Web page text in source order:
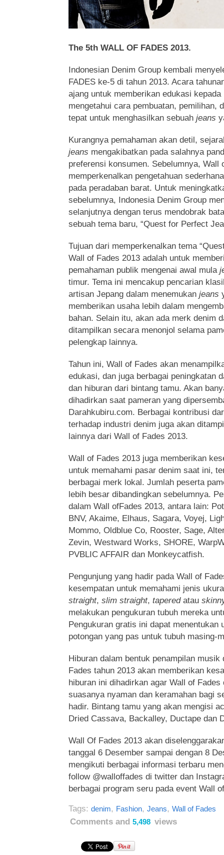
The 5th WALL OF FADES 2013.
Indonesian Denim Group kembali
FADES ke-5 di tahun 2013. Acara
ajang untuk memberikan edukasi
mengetahui cara pembuatan, pemilihan,
tepat untuk menghasilkan sebuah jeans
Kurangnya pemahaman akan detil,
jeans mengakibatkan pada salahnya
preferensi konsumen. Sebelumnya, Wall
memperkenalkan pengetahuan
pada peradaban barat. Untuk
sebelumnya, Indonesia Denim Group
selanjutnya dengan terus mendobrak
sebuah tema baru, “Quest for Perfect
Tujuan dari memperkenalkan tema
Wall of Fades 2013 adalah untuk
pemahaman publik mengenai awal mula
timur. Tema ini mencakup pencarian
artisan Jepang dalam menemukan jeans
memberikan usaha lebih dalam
bahan. Selain itu, akan ada merk denim
ditampilkan secara menonjol selama
pelengkap lainnya.
Tahun ini, Wall of Fades akan
edukasi, dan juga berbagai peningkatan
dan hiburan dari bintang tamu. Akan
dihadirkan saat pameran yang
Darahkubiru.com. Berbagai kontribusi
terhadap industri denim juga akan
lainnya dari Wall of Fades 2013.
Wall of Fades 2013 juga memberikan
untuk memahami pasar denim saat ini,
berbagai merk lokal. Jumlah peserta
lebih besar dibandingkan sebelumnya.
dalam Wall ofFades 2013, antara lain:
BNV, Akaime, Elhaus, Sagara, Voyej,
Mommo, Oldblue Co, Rooster, Sage,
Zevin, Westward Works, SHORE,
PVBLIC AFFAIR dan Monkeycatfish.
Pengunjung yang hadir pada Wall of
kesempatan untuk memahami jenis
straight, slim straight, taperedatau
melakukan pengukuran tubuh mereka
Pengukuran gratis ini dapat menentukan
potongan yang pas untuk tubuh masing-
Hiburan dalam bentuk penampilan musik
Fades tahun 2013 akan memberikan
hiburan ini dihadirkan agar Wall of Fades
suasanya nyaman dan keramahan bagi
hadir. Bintang tamu yang akan mengisi
Dried Cassava, Backalley, Ductape dan
Wall Of Fades 2013 akan
tanggal 6 Desember sampai dengan 8
mengikuti berbagai informasi terbaru
follow @walloffades di twitter dan
berbagai program seru pada event Wall
Tags: denim, Fashion, Jeans, Wall of Fades
Comments and 5,498 views